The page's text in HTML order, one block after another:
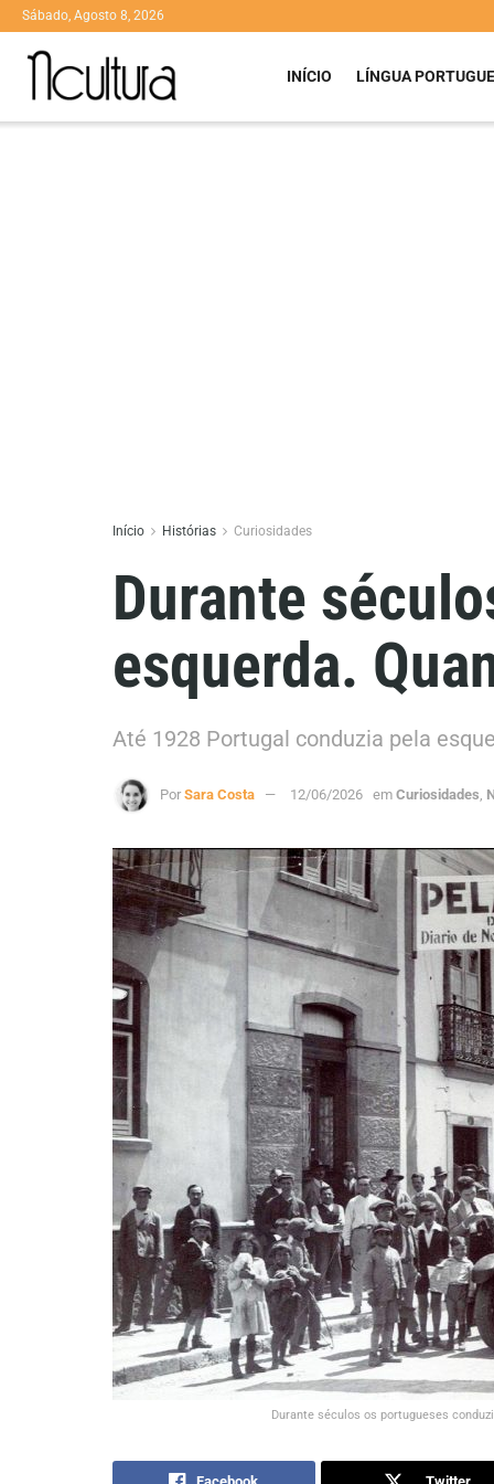
Sábado, Agosto 8, 2026
INÍCIO LÍNGUA
Início Histórias Curiosidades
Durante
esquerda.
Até 1928 Portugal conduzia pela
Por Sara Costa 12/06/2026 em Curiosidades,
Durante séculos os portugueses